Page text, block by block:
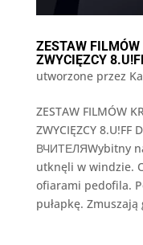
ZESTAW
ZWYCIĘZCY
utworzone przez
ZESTAW FILMÓW
ZWYCIĘZCY 8.U!FF
ВЧИТЕЛЯWybitny
utknęli w windzie.
ofiarami pedofila.
pułapkę.